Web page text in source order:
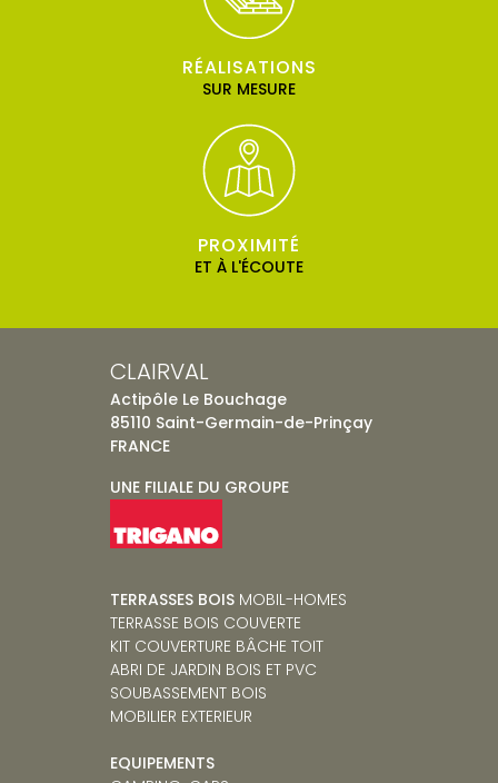
RÉALISATIONS
SUR MESURE
PROXIMITÉ
ET À L'ÉCOUTE
CLAIRVAL
Actipôle Le Bouchage
85110 Saint-Germain-de-Prinçay
FRANCE
UNE FILIALE DU GROUPE
TERRASSES BOIS MOBIL-HOMES
TERRASSE BOIS COUVERTE
KIT COUVERTURE BÂCHE TOIT
ABRI DE JARDIN BOIS ET PVC
SOUBASSEMENT BOIS
MOBILIER EXTERIEUR
EQUIPEMENTS